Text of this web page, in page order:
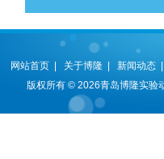
网站首页 关于博隆 |新闻动态
版权所有 © 2026青岛博隆实验